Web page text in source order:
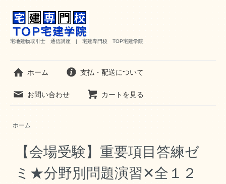
宅地建物取引士 通信講座 | 宅建専門校 TOP宅建学院
ホーム 支払・配送について
お問い合わせ カートを見る
ホーム
【会場受験】重要項目答練ゼ
ミ★分野別問題演習✕全１２